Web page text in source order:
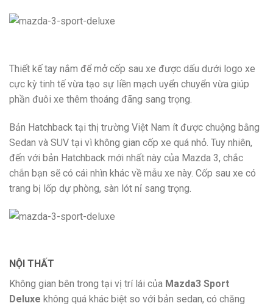
Thiết kế tay nắm để mở cốp sau xe được dấu dưới logo xe
cực kỳ tinh tế vừa tạo sự liền mạch uyển chuyển vừa giúp
phần đuôi xe thêm thoáng đãng sang trọng.
Bản Hatchback tại thị trường Việt Nam ít được chuộng bằng
Sedan và SUV tại vì không gian cốp xe quá nhỏ. Tuy nhiên,
đến với bản Hatchback mới nhất này của Mazda 3, chắc
chắn bạn sẽ có cái nhìn khác về mẫu xe này. Cốp sau xe có
trang bị lốp dự phòng, sàn lót nỉ sang trọng.
NỘI THẤT
Không gian bên trong tại vị trí lái của Mazda3 Sport
Deluxe không quá khác biệt so với bản sedan, có chăng